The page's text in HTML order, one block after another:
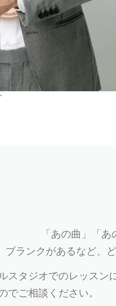
「あの曲」「
ブランクがあるなど、
スタジオでのレッス
でご相談ください。